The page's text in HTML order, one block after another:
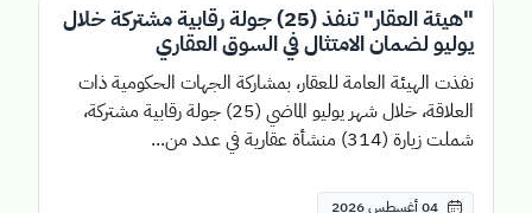
"هيئة العقار" تنفذ (25) جولة رقابية مشتركة خلال
يوليو لضمان الامتثال في السوق العقاري
نفذت الهيئة العامة للعقار، بمشاركة الجهات الحكومية ذات
العلاقة، خلال شهر يوليو الماضي (25) جولة رقابية مشتركة،
شملت زيارة (314) منشأة عقارية في عدد من...
04 أغسطس 2026